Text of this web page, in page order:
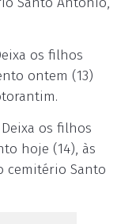
os filhos
ontem (13)
Deixa os filhos
hoje (14), às
cemitério Santo